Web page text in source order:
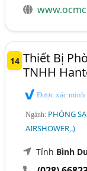
14 Thiết Bị
TNHH
Được xác minh
Ngành: PHÒNG
AIRSHOWER,.)
Tỉnh Bình